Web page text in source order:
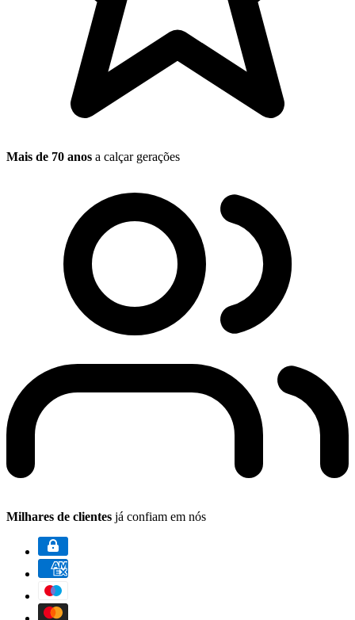
Mais de 70 anos a calçar gerações
Milhares de clientes já confiam em nós